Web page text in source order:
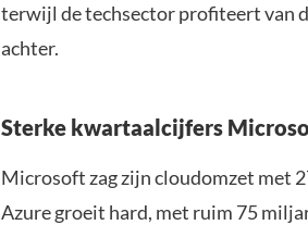
terwijl de techsector profiteert van
achter.
Sterke kwartaalcijfers
Microsoft zag zijn cloudomzet met
Azure groeit hard, met ruim 75